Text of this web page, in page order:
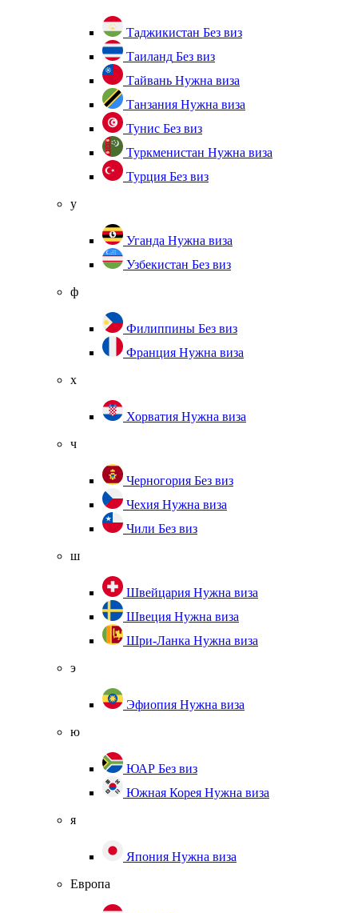
Таджикистан Без виз
Таиланд Без виз
Тайвань Нужна виза
Танзания Нужна виза
Тунис Без виз
Туркменистан Нужна виза
Турция Без виз
у
Уганда Нужна виза
Узбекистан Без виз
ф
Филиппины Без виз
Франция Нужна виза
х
Хорватия Нужна виза
ч
Черногория Без виз
Чехия Нужна виза
Чили Без виз
ш
Швейцария Нужна виза
Швеция Нужна виза
Шри-Ланка Нужна виза
э
Эфиопия Нужна виза
ю
ЮАР Без виз
Южная Корея Нужна виза
я
Япония Нужна виза
Европа